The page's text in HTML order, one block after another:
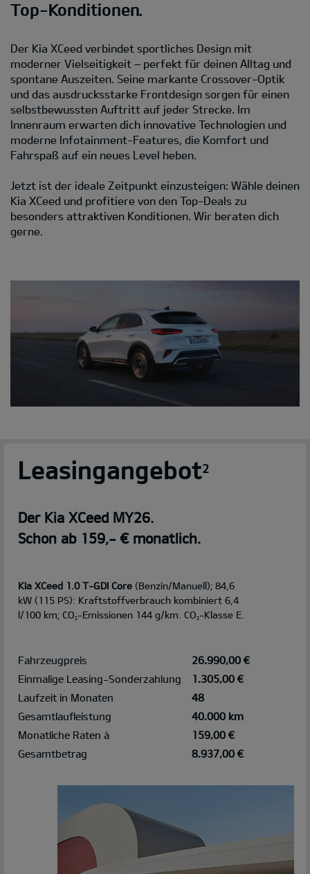
Top-Konditionen.
Der Kia XCeed verbindet sportliches Design mit
moderner Vielseitigkeit – perfekt für deinen Alltag und
spontane Auszeiten. Seine markante Crossover-Optik
und das ausdrucksstarke Frontdesign sorgen für einen
selbstbewussten Auftritt auf jeder Strecke. Im
Innenraum erwarten dich innovative Technologien und
moderne Infotainment-Features, die Komfort und
Fahrspaß auf ein neues Level heben.
Jetzt ist der ideale Zeitpunkt einzusteigen: Wähle deinen
Kia XCeed und profitiere von den Top-Deals zu
besonders attraktiven Konditionen. Wir beraten dich
gerne.
Leasingangebot2
Der Kia XCeed MY26.
Schon ab 159,- € monatlich.
Kia XCeed 1.0 T-GDI Core (Benzin/Manuell); 84,6
kW (115 PS): Kraftstoffverbrauch kombiniert 6,4
l/100 km; CO2-Emissionen 144 g/km. CO2-Klasse E.
Fahrzeugpreis
26.990,00 €
Einmalige Leasing-Sonderzahlung
1.305,00 €
Laufzeit in Monaten
48
Gesamtlaufleistung
40.000 km
Monatliche Raten à
159,00 €
Gesamtbetrag
8.937,00 €